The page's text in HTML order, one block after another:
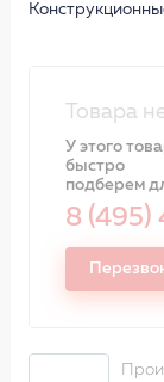
Товара
У этого
быстро
подберем
8